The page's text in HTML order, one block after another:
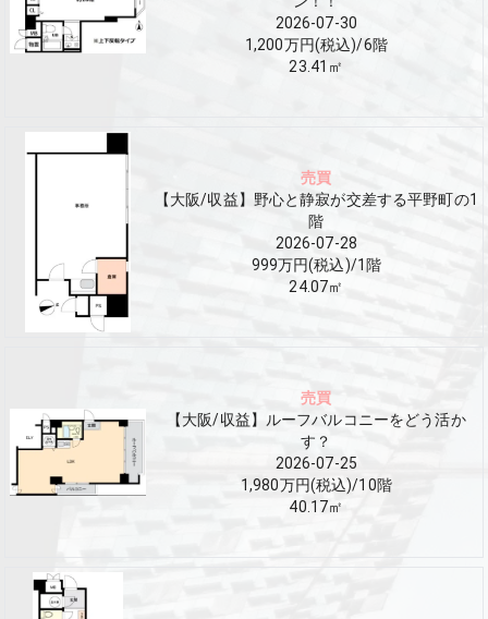
2026-07-30
1,200万円(税込)/6階
23.41 ㎡
売買
【大阪/収益】野心と静寂が交差する平野町の1
階
2026-07-28
999万円(税込)/1 階
24.07㎡
売買
【大阪/収益】ルーフバルコニーをどう活か
す？
2026-07-25
1,980万円(税込)/10階
40.17㎡